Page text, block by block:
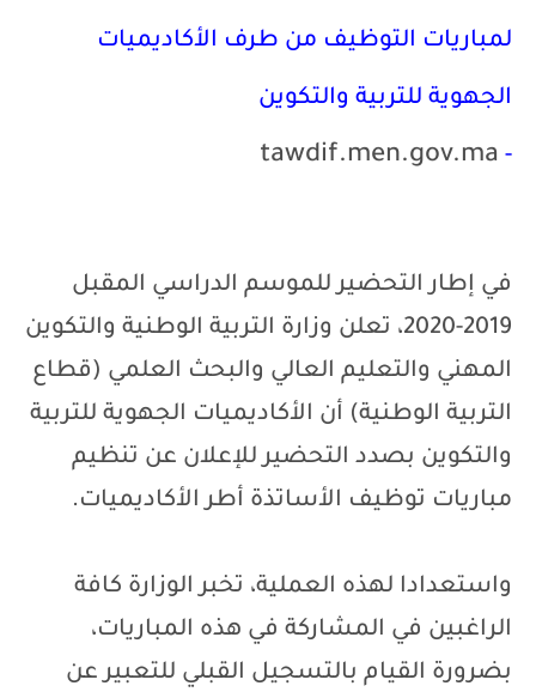
لمباريات التوظيف من طرف الأكاديميات
الجهوية للتربية والتكوين
-
tawdif.men.gov.ma
في إطار التحضير للموسم الدراسي المقبل
2019-2020، تعلن وزارة التربية الوطنية والتكوين
المهني والتعليم العالي والبحث العلمي (قطاع
التربية الوطنية) أن الأكاديميات الجهوية للتربية
والتكوين بصدد التحضير للإعلان عن تنظيم
مباريات توظيف الأساتذة أطر الأكاديميات.
واستعدادا لهذه العملية، تخبر الوزارة كافة
الراغبين في المشاركة في هذه المباريات،
بضرورة القيام بالتسجيل القبلي للتعبير عن